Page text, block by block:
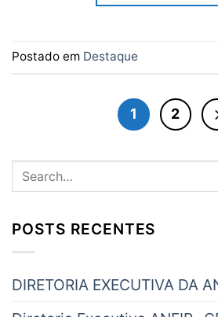
Postado em Destaque
1 2
POSTS RECENTES
DIRETORIA EXECUTIVA DA